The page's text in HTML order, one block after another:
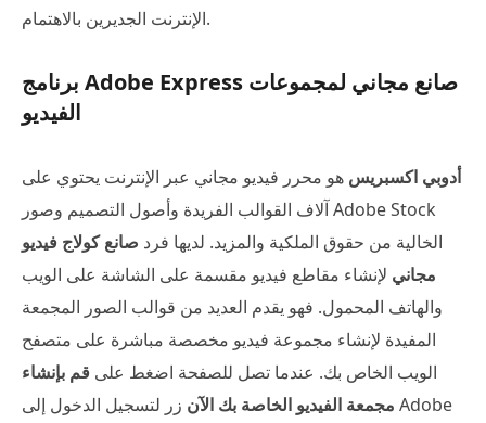
الإنترنت الجديرين بالاهتمام.
برنامج Adobe Express صانع مجاني لمجموعات
الفيديو
أدوبي اكسبريس هو محرر فيديو مجاني عبر الإنترنت يحتوي على
آلاف القوالب الفريدة وأصول التصميم وصور Adobe Stock
الخالية من حقوق الملكية والمزيد. لديها فرد صانع كولاج فيديو
مجاني لإنشاء مقاطع فيديو مقسمة على الشاشة على الويب
والهاتف المحمول. فهو يقدم العديد من قوالب الصور المجمعة
المفيدة لإنشاء مجموعة فيديو مخصصة مباشرة على متصفح
الويب الخاص بك. عندما تصل للصفحة اضغط على قم بإنشاء
مجمعة الفيديو الخاصة بك الآن زر لتسجيل الدخول إلى Adobe